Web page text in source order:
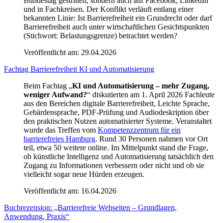
und in Fachkreisen. Der Konflikt verläuft entlang einer
bekannten Linie: Ist Barrierefreiheit ein Grundrecht oder darf
Barrierefreiheit auch unter wirtschaftlichen Gesichtspunkten
(Stichwort: Belastungsgrenze) betrachtet werden?
Veröffentlicht am: 29.04.2026
Fachtag Barrierefreiheit KI und Automatisierung
Beim Fachtag „KI und Automatisierung – mehr Zugang,
weniger Aufwand?“ diskutierten am 1. April 2026 Fachleute
aus den Bereichen digitale Barrierefreiheit, Leichte Sprache,
Gebärdensprache, PDF-Prüfung und Audiodeskription über
den praktischen Nutzen automatisierter Systeme. Veranstaltet
wurde das Treffen vom Kompetenzzentrum für ein
barrierefreies Hamburg. Rund 30 Personen nahmen vor Ort
teil, etwa 50 weitere online. Im Mittelpunkt stand die Frage,
ob künstliche Intelligenz und Automatisierung tatsächlich den
Zugang zu Informationen verbessern oder nicht und ob sie
vielleicht sogar neue Hürden erzeugen.
Veröffentlicht am: 16.04.2026
Buchrezension: „Barrierefreie Webseiten – Grundlagen,
Anwendung, Praxis“